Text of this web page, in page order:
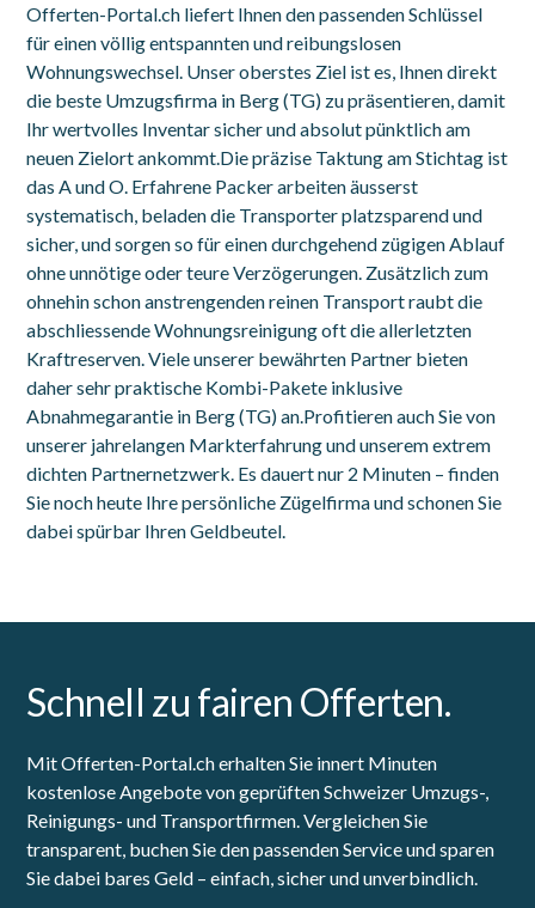
Offerten-Portal.ch liefert Ihnen den passenden Schlüssel
für einen völlig entspannten und reibungslosen
Wohnungswechsel. Unser oberstes Ziel ist es, Ihnen direkt
die beste Umzugsfirma in Berg (TG) zu präsentieren, damit
Ihr wertvolles Inventar sicher und absolut pünktlich am
neuen Zielort ankommt.Die präzise Taktung am Stichtag ist
das A und O. Erfahrene Packer arbeiten äusserst
systematisch, beladen die Transporter platzsparend und
sicher, und sorgen so für einen durchgehend zügigen Ablauf
ohne unnötige oder teure Verzögerungen. Zusätzlich zum
ohnehin schon anstrengenden reinen Transport raubt die
abschliessende Wohnungsreinigung oft die allerletzten
Kraftreserven. Viele unserer bewährten Partner bieten
daher sehr praktische Kombi-Pakete inklusive
Abnahmegarantie in Berg (TG) an.Profitieren auch Sie von
unserer jahrelangen Markterfahrung und unserem extrem
dichten Partnernetzwerk. Es dauert nur 2 Minuten – finden
Sie noch heute Ihre persönliche Zügelfirma und schonen Sie
dabei spürbar Ihren Geldbeutel.
Schnell zu fairen Offerten.
Mit Offerten-Portal.ch erhalten Sie innert Minuten
kostenlose Angebote von geprüften Schweizer Umzugs-,
Reinigungs- und Transportfirmen. Vergleichen Sie
transparent, buchen Sie den passenden Service und sparen
Sie dabei bares Geld – einfach, sicher und unverbindlich.